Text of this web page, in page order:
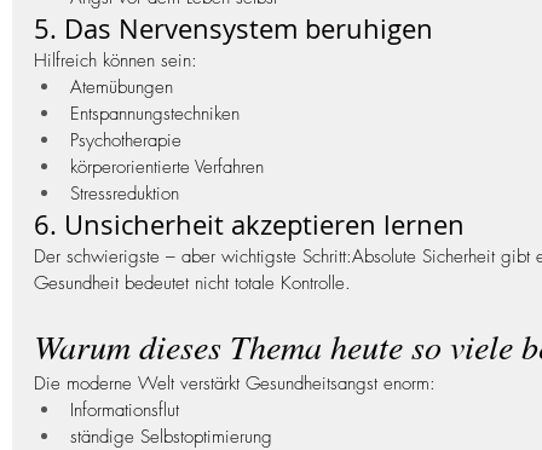
5. Das Nervensystem beruhigen
Hilfreich können sein:
Atemübungen
Entspannungstechniken
Psychotherapie
körperorientierte Verfahren
Stressreduktion
6. Unsicherheit akzeptieren lernen
Der schwierigste – aber wichtigste Schritt:Absolute Sicherheit gibt
Gesundheit bedeutet nicht totale Kontrolle.
Warum dieses Thema heute so viele
Die moderne Welt verstärkt Gesundheitsangst enorm:
Informationsflut
ständige Selbstoptimierung